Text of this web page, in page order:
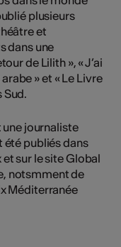
plusieurs
et
dans une
de Lilith », « J’ai
» et « Le Livre
Sud.
une journaliste
été publiés dans
sur le site Global
notsmment de
Méditerranée